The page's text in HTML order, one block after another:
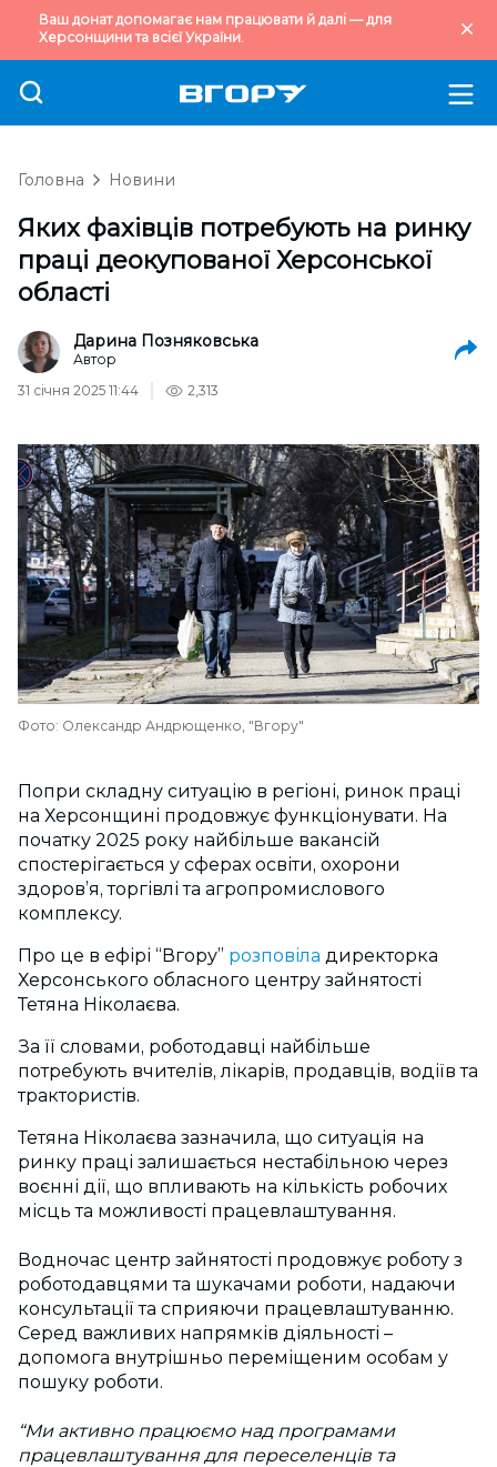
Ваш донат допомагає нам працювати й далі — для
Херсонщини та всієї України.
Головна Новини
Яких фахівців потребують на ринку
праці деокупованої Херсонської
області
Дарина Позняковська
Автор
31 січня 2025 11:44
2,313
Фото: Олександр Андрющенко, "Вгору"
Попри складну ситуацію в регіоні, ринок праці
на Херсонщині продовжує функціонувати. На
початку 2025 року найбільше вакансій
спостерігається у сферах освіти, охорони
здоров’я, торгівлі та агропромислового
комплексу.
Про це в ефірі “Вгору” розповіла директорка
Херсонського обласного центру зайнятості
Тетяна Ніколаєва.
За її словами, роботодавці найбільше
потребують вчителів, лікарів, продавців, водіїв та
трактористів.
Тетяна Ніколаєва зазначила, що ситуація на
ринку праці залишається нестабільною через
воєнні дії, що впливають на кількість робочих
місць та можливості працевлаштування.
Водночас центр зайнятості продовжує роботу з
роботодавцями та шукачами роботи, надаючи
консультації та сприяючи працевлаштуванню.
Серед важливих напрямків діяльності –
допомога внутрішньо переміщеним особам у
пошуку роботи.
“Ми активно працюємо над програмами
працевлаштування для переселенців та